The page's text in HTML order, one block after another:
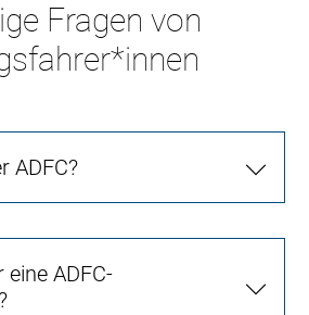
Fragen von
ADFC?
ADFC-